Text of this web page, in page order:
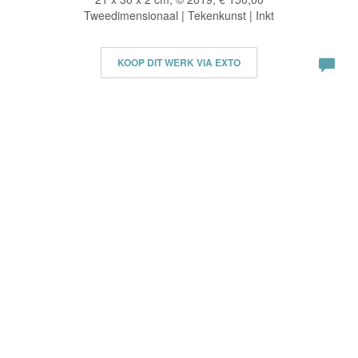
Tweedimensionaal | Tekenkunst | Inkt
KOOP DIT WERK VIA EXTO